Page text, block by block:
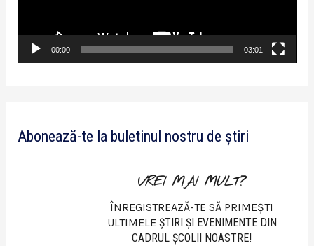
o
00:00 03:01
Abonează-te la buletinul nostru de știri
VREI MAI MULT?
ÎNREGISTREAZĂ-TE SĂ PRIMEȘTI
ULTIMELE ŞTIRI ŞI EVENIMENTE DIN
CADRUL ŞCOLII NOASTRE!